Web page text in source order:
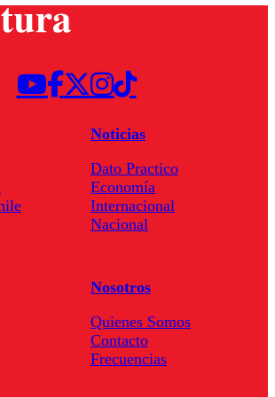
Noticias
Dato Practico
Economía
Internacional
Nacional
Nosotros
Quienes Somos
Contacto
Frecuencias